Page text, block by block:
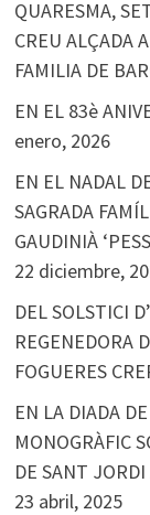
QUARESMA,
CREU ALÇADA
FAMILIA DE
EN EL 83è
enero, 2026
EN EL NADAL
SAGRADA
GAUDINIÀ
22 diciembre,
DEL SOLSTICI
REGENEDORA
FOGUERES
EN LA DIADA
MONOGRÀFIC
DE SANT
23 abril, 2025